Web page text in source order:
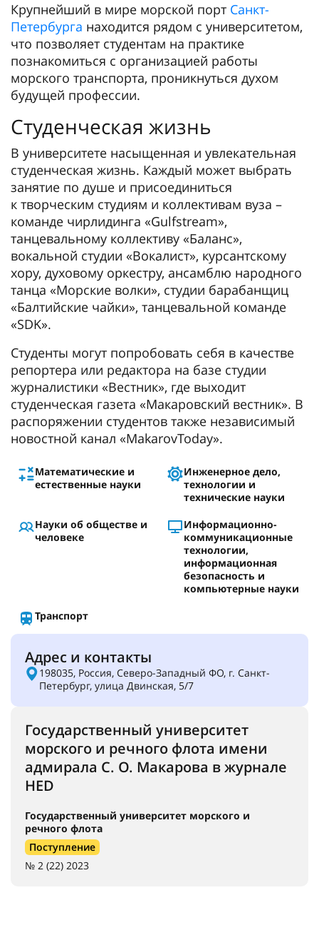
Крупнейший в мире морской порт Санкт-
Петербурга находится рядом с университетом,
что позволяет студентам на практике
познакомиться с организацией работы
морского транспорта, проникнуться духом
будущей профессии.
Студенческая жизнь
В университете насыщенная и увлекательная
студенческая жизнь. Каждый может выбрать
занятие по душе и присоединиться
к творческим студиям и коллективам вуза –
команде чирлидинга «Gulfstream»,
танцевальному коллективу «Баланс»,
вокальной студии «Вокалист», курсантскому
хору, духовому оркестру, ансамблю народного
танца «Морские волки», студии барабанщиц
«Балтийские чайки», танцевальной команде
«SDK».
Студенты могут попробовать себя в качестве
репортера или редактора на базе студии
журналистики «Вестник», где выходит
студенческая газета «Макаровский вестник». В
распоряжении студентов также независимый
новостной канал «MakarovToday».
Математические и
естественные науки
Инженерное дело,
технологии и
технические науки
Науки об обществе и
человеке
Информационно-
коммуникационные
технологии,
информационная
безопасность и
компьютерные науки
Транспорт
Адрес и контакты
198035, Россия, Северо-Западный ФО, г. Санкт-
Петербург, улица Двинская, 5/7
Государственный университет
морского и речного флота имени
адмирала С. О. Макарова в журнале
HED
Государственный университет морского и
речного флота
Поступление
№ 2 (22) 2023